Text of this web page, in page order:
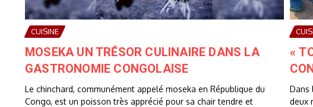
CUISINE
MOSEKA UN TRÉSOR CULINAIRE DANS LA
GASTRONOMIE CONGOLAISE
Le chinchard, communément appelé moseka en République du
Congo, est un poisson très apprécié pour sa chair tendre et
«
Dans
deux